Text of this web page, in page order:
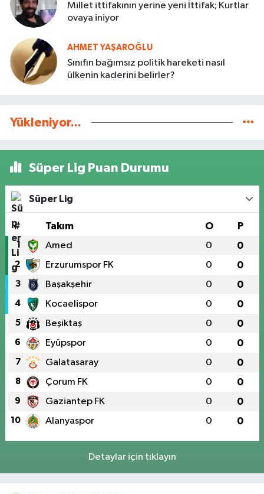
Millet ittifakının yerine yeni İttifak; Kurtlar
ovaya iniyor
AHMET YAŞAROĞLU
Sınıfın bağımsız politik hareketi nasıl
ülkenin kaderini belirler?
Yükleniyor...
Süper Lig Puan Durumu
Süper Lig
# Takım O P
1 Amed 0 0
2 Erzurumspor FK 0 0
3 Başakşehir 0 0
4 Kocaelispor 0 0
5 Beşiktaş 0 0
6 Eyüpspor 0 0
7 Galatasaray 0 0
8 Çorum FK 0 0
9 Gaziantep FK 0 0
10 Alanyaspor 0 0
Detaylar için tıklayın